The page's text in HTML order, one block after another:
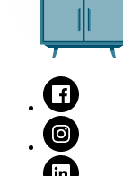
Facebook
Instagram
LinkedIn